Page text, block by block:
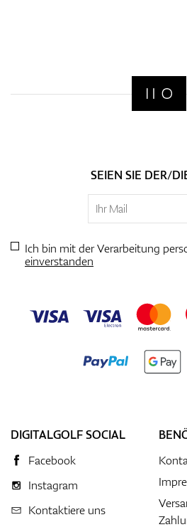
SEIEN SIE DER/
Ich bin mit der Verarbeitung
einverstanden
DIGITALGOLF SOCIAL
Facebook
Instagram
Kontaktiere uns